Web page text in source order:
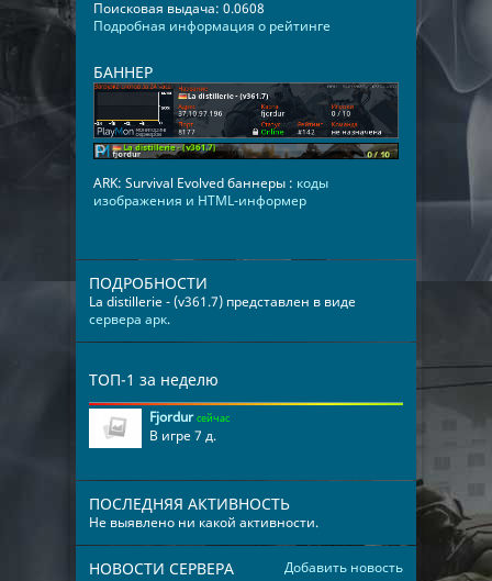
Поисковая выдача: 0.0608
Подробная информация о рейтинге
БАННЕР
ARK: Survival Evolved баннеры : коды
изображения и HTML-информер
ПОДРОБНОСТИ
La distillerie - (v361.7) представлен в виде
сервера арк.
ТОП-1 за неделю
Fjordur сейчас
В игре 7 д.
ПОСЛЕДНЯЯ АКТИВНОСТЬ
Не выявлено ни какой активности.
Добавить новость
НОВОСТИ СЕРВЕРА